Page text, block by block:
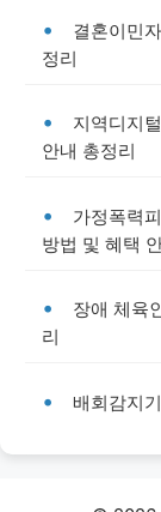
결혼이민
정리
지역디지
안내 총정리
가정폭력
방법 및 혜택
장애 체육
리
배회감지